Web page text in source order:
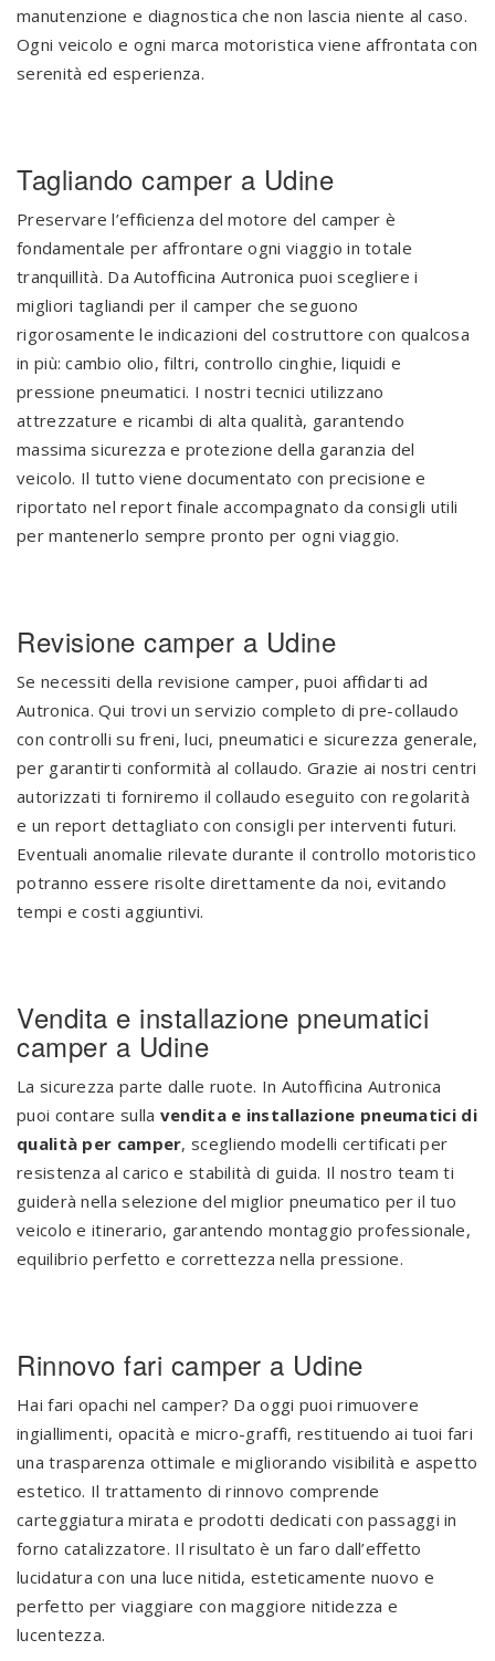
manutenzione e diagnostica che non lascia niente al caso.
Ogni veicolo e ogni marca motoristica viene affrontata con
serenità ed esperienza.
Tagliando camper a Udine
Preservare l’efficienza del motore del camper è
fondamentale per affrontare ogni viaggio in totale
tranquillità. Da Autofficina Autronica puoi scegliere i
migliori tagliandi per il camper che seguono
rigorosamente le indicazioni del costruttore con qualcosa
in più: cambio olio, filtri, controllo cinghie, liquidi e
pressione pneumatici. I nostri tecnici utilizzano
attrezzature e ricambi di alta qualità, garantendo
massima sicurezza e protezione della garanzia del
veicolo. Il tutto viene documentato con precisione e
riportato nel report finale accompagnato da consigli utili
per mantenerlo sempre pronto per ogni viaggio.
Revisione camper a Udine
Se necessiti della revisione camper, puoi affidarti ad
Autronica. Qui trovi un servizio completo di pre-collaudo
con controlli su freni, luci, pneumatici e sicurezza generale,
per garantirti conformità al collaudo. Grazie ai nostri centri
autorizzati ti forniremo il collaudo eseguito con regolarità
e un report dettagliato con consigli per interventi futuri.
Eventuali anomalie rilevate durante il controllo motoristico
potranno essere risolte direttamente da noi, evitando
tempi e costi aggiuntivi.
Vendita e installazione pneumatici
camper a Udine
La sicurezza parte dalle ruote. In Autofficina Autronica
puoi contare sulla vendita e installazione pneumatici di
qualità per camper, scegliendo modelli certificati per
resistenza al carico e stabilità di guida. Il nostro team ti
guiderà nella selezione del miglior pneumatico per il tuo
veicolo e itinerario, garantendo montaggio professionale,
equilibrio perfetto e correttezza nella pressione.
Rinnovo fari camper a Udine
Hai fari opachi nel camper? Da oggi puoi rimuovere
ingiallimenti, opacità e micro-graffi, restituendo ai tuoi fari
una trasparenza ottimale e migliorando visibilità e aspetto
estetico. Il trattamento di rinnovo comprende
carteggiatura mirata e prodotti dedicati con passaggi in
forno catalizzatore. Il risultato è un faro dall’effetto
lucidatura con una luce nitida, esteticamente nuovo e
perfetto per viaggiare con maggiore nitidezza e
lucentezza.